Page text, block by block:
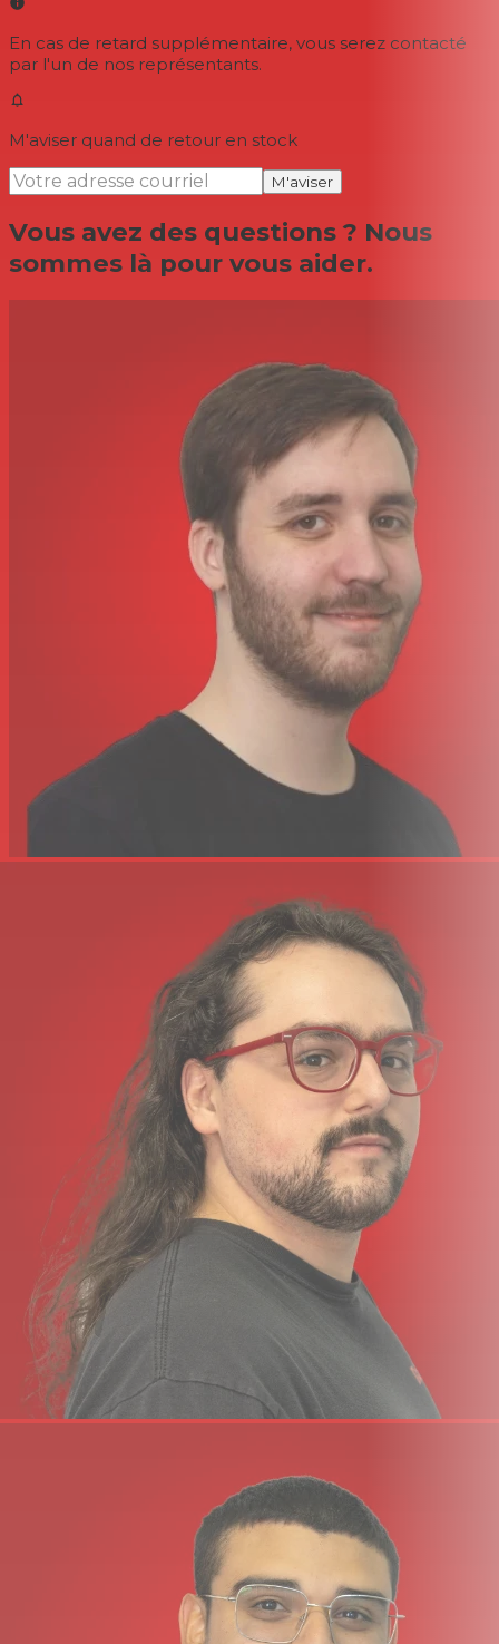
En cas de retard supplémentaire, vous serez contacté
par l'un de nos représentants.
M'aviser quand de retour en stock
M'aviser
Vous avez des questions ? Nous
sommes là pour vous aider.